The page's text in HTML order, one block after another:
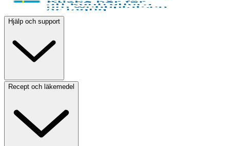
Hjälp och support
Recept och läkemedel